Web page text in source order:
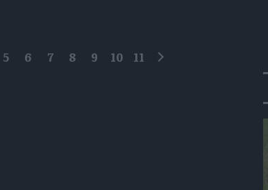
5 6 7 8 9 10 11